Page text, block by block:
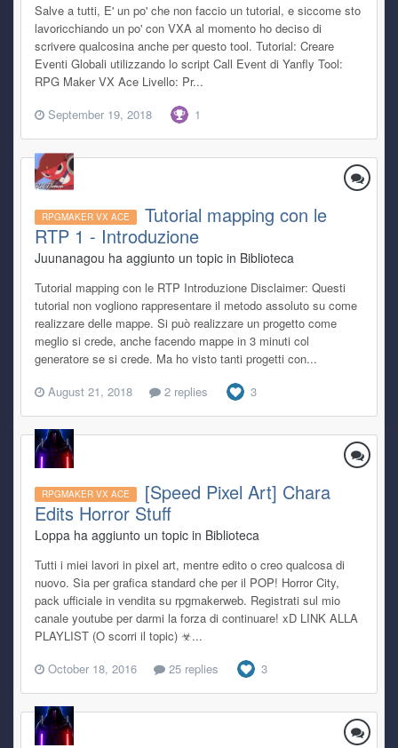
Salve a tutti, E' un po' che non faccio un tutorial, e siccome sto
lavoricchiando un po' con VXA al momento ho deciso di
scrivere qualcosina anche per questo tool. Tutorial: Creare
Eventi Globali utilizzando lo script Call Event di Yanfly Tool:
RPG Maker VX Ace Livello: Pr...
September 19, 2018
1
RPGMAKER VX ACE
Tutorial mapping con le
RTP 1 - Introduzione
Juunanagou ha aggiunto un topic in Biblioteca
Tutorial mapping con le RTP Introduzione Disclaimer: Questi
tutorial non vogliono rappresentare il metodo assoluto su come
realizzare delle mappe. Si può realizzare un progetto come
meglio si crede, anche facendo mappe in 3 minuti col
generatore se si crede. Ma ho visto tanti progetti con...
August 21, 2018
2 replies 3
RPGMAKER VX ACE
[Speed Pixel Art] Chara
Edits Horror Stuff
Loppa ha aggiunto un topic in Biblioteca
Tutti i miei lavori in pixel art, mentre edito o creo qualcosa di
nuovo. Sia per grafica standard che per il POP! Horror City,
pack ufficiale in vendita su rpgmakerweb. Registrati sul mio
canale youtube per darmi la forza di continuare! xD LINK ALLA
PLAYLIST (O scorri il topic) ☣...
October 18, 2016
25 replies 3